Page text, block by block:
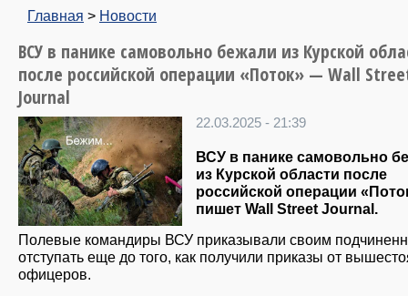
Главная > Новости
ВСУ в панике самовольно бежали из Курской
после российской операции «Поток» — Wall
Journal
22.03.2025 - 21:39
ВСУ в панике самовольно
из Курской области после
российской операции
пишет Wall Street Journal.
Полевые командиры ВСУ приказывали своим
отступать еще до того, как получили приказы от
офицеров.